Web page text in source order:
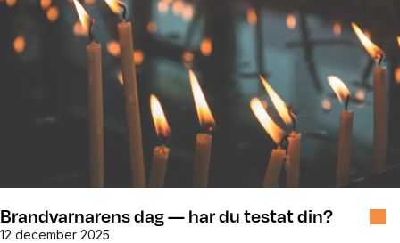
Brandvarnarens dag — har du testat din?
12 december 2025